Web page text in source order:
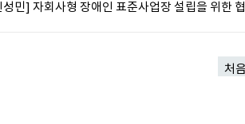
성민] 자회사형 장애인 표준사업장 설립을 위한
처